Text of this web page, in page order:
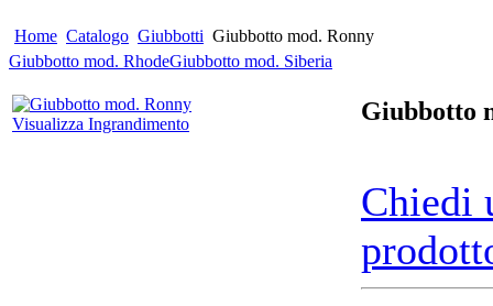
Home Catalogo Giubbotti Giubbotto mod. Ronny
Giubbotto mod. RhodeGiubbotto mod. Siberia
Visualizza Ingrandimento Giubbotto
Chiedi